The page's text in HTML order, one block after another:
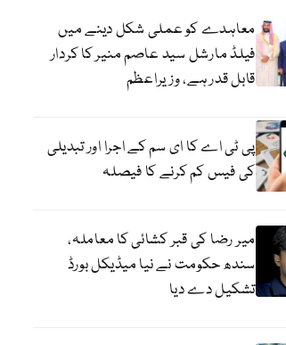
معاہدے کو عملی شکل دینے میں
فیلڈ مارشل سید عاصم منیر کا کردار
قابل قدر ہے، وزیراعظم
پی ٹی اے کا ای سم کے اجرا اور تبدیلی
کی فیس کم کرنے کا فیصلہ
میر رضا کی قبر کشائی کا معاملہ،
سندھ حکومت نے نیا میڈیکل بورڈ
تشکیل دے دیا